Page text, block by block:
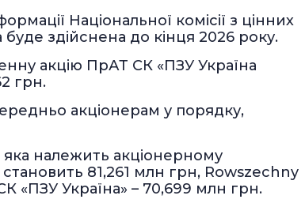
Національної комісії з цінних
здійснена до кінця 2026 року.
акцію ПрАТ СК «ПЗУ Україна
грн.
акціонерам у порядку,
належить акціонерному
81,261 млн грн, Rowszechny
«ПЗУ Україна» – 70,699 млн грн.